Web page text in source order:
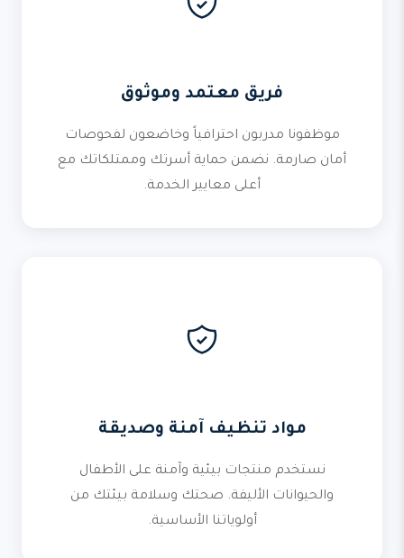
فريق معتمد وموثوق
موظفونا مدربون احترافياً وخاضعون لفحوصات
أمان صارمة. نضمن حماية أسرتك وممتلكاتك مع
أعلى معايير الخدمة.
مواد تنظيف آمنة وصديقة
نستخدم منتجات بيئية وآمنة على الأطفال
والحيوانات الأليفة. صحتك وسلامة بيئتك من
أولوياتنا الأساسية.